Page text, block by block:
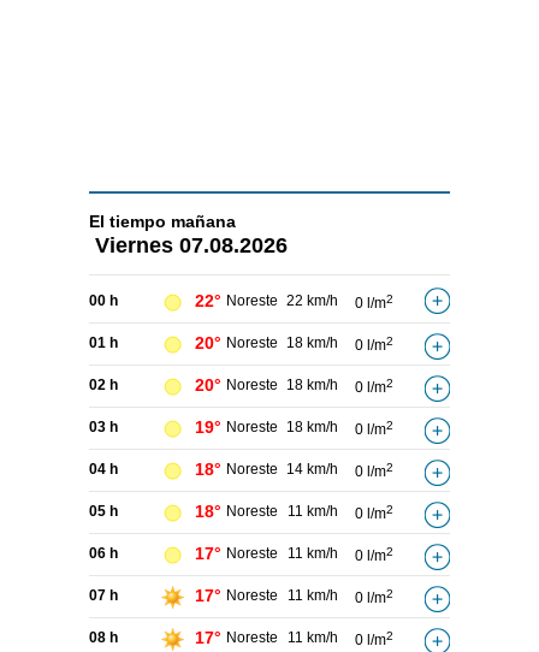
El tiempo mañana
Viernes 07.08.2026
00 h 22° Noreste 22 km/h 0 l/m2
01 h 20° Noreste 18 km/h 0 l/m2
02 h 20° Noreste 18 km/h 0 l/m2
03 h 19° Noreste 18 km/h 0 l/m2
04 h 18° Noreste 14 km/h 0 l/m2
05 h 18° Noreste 11 km/h 0 l/m2
06 h 17° Noreste 11 km/h 0 l/m2
07 h 17° Noreste 11 km/h 0 l/m2
08 h 17° Noreste 11 km/h 0 l/m2